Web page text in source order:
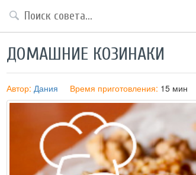
ДОМАШНИЕ КОЗИНАКИ
Автор: Дания Время приготовления: 15 мин